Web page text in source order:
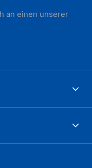
an einen unserer